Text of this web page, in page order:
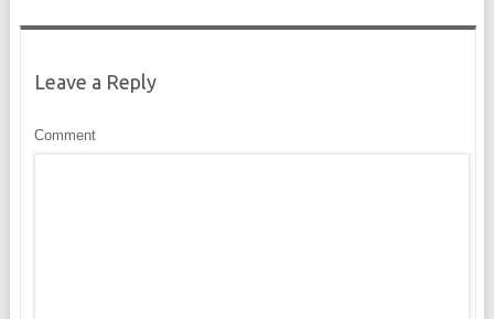
Leave a Reply
Comment